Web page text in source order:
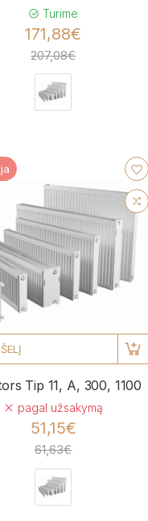
Turime
171,88€
207,08€
Tip 11, A, 300, 1100
pagal užsakymą
51,15€
61,63€